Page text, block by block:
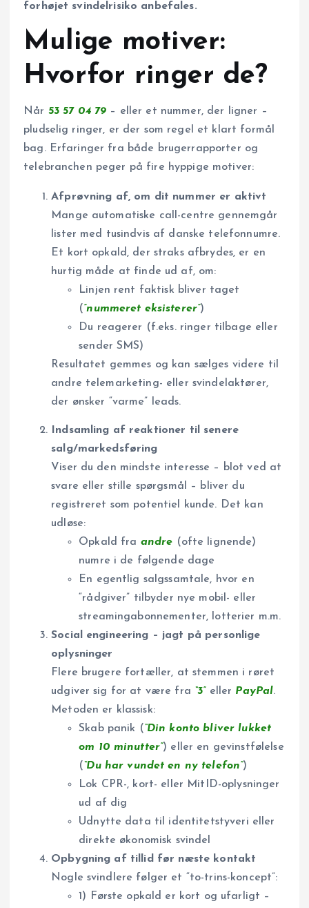
forhøjet svindelrisiko anbefales.
Mulige motiver:
Hvorfor ringer de?
Når 53 57 04 79 – eller et nummer, der ligner –
pludselig ringer, er der som regel et klart formål
bag. Erfaringer fra både brugerrapporter og
telebranchen peger på fire hyppige motiver:
Afprøvning af, om dit nummer er aktivt
Mange automatiske call-centre gennemgår
lister med tusindvis af danske telefonnumre.
Et kort opkald, der straks afbrydes, er en
hurtig måde at finde ud af, om:
Linjen rent faktisk bliver taget
(”nummeret eksisterer”)
Du reagerer (f.eks. ringer tilbage eller
sender SMS)
Resultatet gemmes og kan sælges videre til
andre telemarketing- eller svindelaktører,
der ønsker “varme” leads.
Indsamling af reaktioner til senere
salg/markedsføring
Viser du den mindste interesse – blot ved at
svare eller stille spørgsmål – bliver du
registreret som potentiel kunde. Det kan
udløse:
Opkald fra andre (ofte lignende)
numre i de følgende dage
En egentlig salgssamtale, hvor en
“rådgiver” tilbyder nye mobil- eller
streaming­abonnementer, lotterier m.m.
Social engineering – jagt på personlige
oplysninger
Flere brugere fortæller, at stemmen i røret
udgiver sig for at være fra “3”eller PayPal.
Metoden er klassisk:
Skab panik ( “Din konto bliver lukket
om 10 minutter”) eller en gevinstfølelse
( “Du har vundet en ny telefon”)
Lok CPR-, kort- eller MitID-oplysninger
ud af dig
Udnytte data til identitetstyveri eller
direkte økonomisk svindel
Opbygning af tillid før næste kontakt
Nogle svindlere følger et “to-trins-koncept”:
1) Første opkald er kort og ufarligt –